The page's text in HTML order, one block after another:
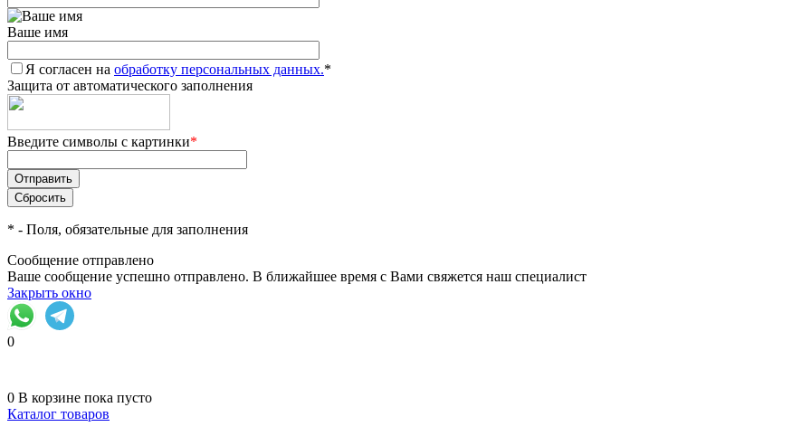
Ваше имя
Я согласен на обработку персональных данных.*
Защита от автоматического заполнения
Введите символы с картинки*
* - Поля, обязательные для заполнения
Сообщение отправлено
Ваше сообщение успешно отправлено. В ближайшее время с Вами свяжется наш специалист
Закрыть окно
0
0 В корзине пока пусто
Каталог товаров